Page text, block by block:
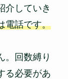
介していき
電話です。
。回数縛り
る必要があ